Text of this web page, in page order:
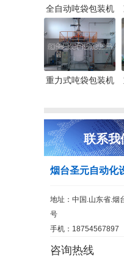
全自动吨袋包装机
重力式吨袋包装机
联系我
烟台圣元自动化
地址：中国.山东省.烟
号
手机：18754567897
咨询热线